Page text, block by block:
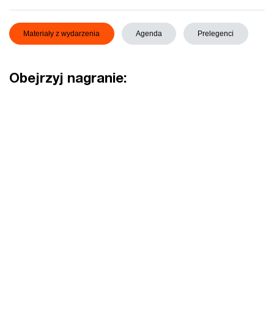
Materiały z wydarzenia Agenda Prelegenci
Obejrzyj nagranie: